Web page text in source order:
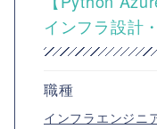
インフラ設計
職種
インフラエンジニ